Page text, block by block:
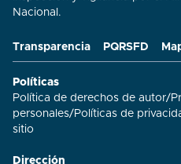
Transparencia PQRSFD
Políticas
Política de derechos de autor/
personales/ Políticas de
sitio​
Dirección
Nacional.